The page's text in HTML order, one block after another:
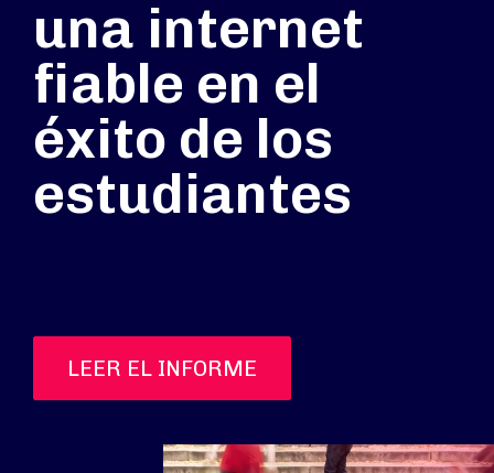
una internet
fiable en el
éxito de los
estudiantes
LEER EL INFORME